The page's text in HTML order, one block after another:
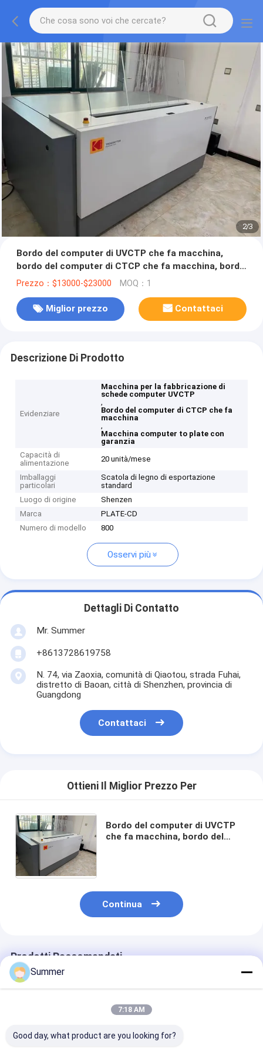
2/3
Bordo del computer di UVCTP che fa macchina,
bordo del computer di CTCP che fa macchina, bordo
di CTCP che fa macchina,
Prezzo：$13000-$23000 MOQ：1
Miglior prezzo Contattaci
Descrizione Di Prodotto
Evidenziare
Macchina per la fabbricazione di
schede computer UVCTP
,
Bordo del computer di CTCP che fa
macchina
,
Macchina computer to plate con
garanzia
Capacità di
alimentazione
20 unità/mese
Imballaggi
particolari
Scatola di legno di esportazione
standard
Luogo di origine
Shenzen
Marca
PLATE-CD
Numero di modello
800
Osservi più
Dettagli Di Contatto
Mr. Summer
+8613728619758
N. 74, via Zaoxia, comunità di Qiaotou, strada Fuhai,
distretto di Baoan, città di Shenzhen, provincia di
Guangdong
Contattaci
Ottieni Il Miglior Prezzo Per
Bordo del computer di UVCTP
che fa macchina, bordo del
Continua
Prodotti Raccomandati
Summer
7:18 AM
Good day, what product are you looking for?